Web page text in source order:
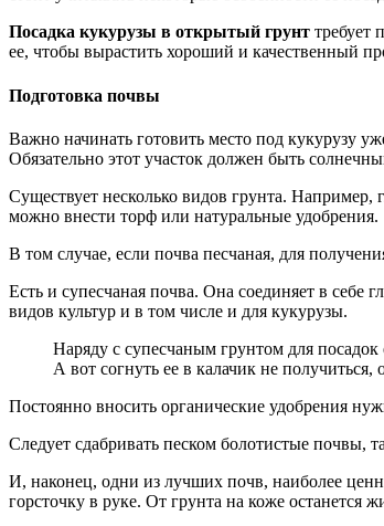
Посадка кукурузы в открытый грунт требует
ее, чтобы вырастить хороший и качественный
Подготовка почвы
Важно начинать готовить место под кукурузу
Обязательно этот участок должен быть
Существует несколько видов грунта. Например,
можно внести торф или натуральные удобрения.
В том случае, если почва песчаная, для
Есть и супесчаная почва. Она соединяет в
видов культур и в том числе и для кукурузы.
Наряду с супесчаным грунтом для посадок
А вот согнуть ее в калачик не получиться,
Постоянно вносить органические удобрения
Следует сдабривать песком болотистые почвы,
И, наконец, одни из лучших почв, наиболее
горсточку в руке. От грунта на коже останется